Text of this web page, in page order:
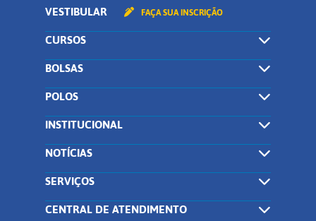
VESTIBULAR FAÇA SUA INSCRIÇÃO
CURSOS
BOLSAS
POLOS
INSTITUCIONAL
NOTÍCIAS
SERVIÇOS
CENTRAL DE ATENDIMENTO